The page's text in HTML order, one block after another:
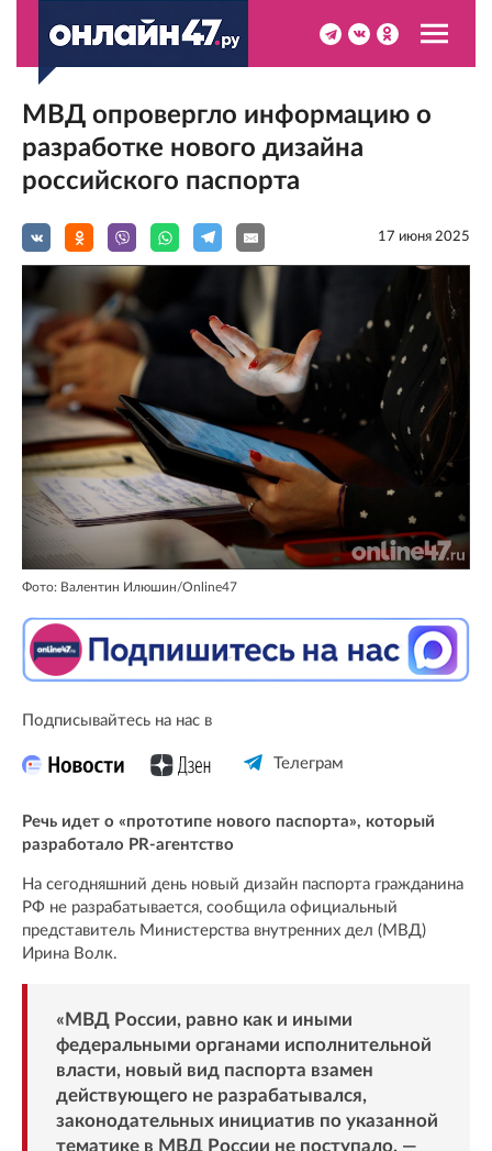
МВД опровергло информацию о
разработке нового дизайна
российского паспорта
17 июня 2025
Фото: Валентин Илюшин/Online47
Подписывайтесь на нас в
Телеграм
Речь идет о «прототипе нового паспорта», который
разработало PR-агентство
На сегодняшний день новый дизайн паспорта гражданина
РФ не разрабатывается, сообщила официальный
представитель Министерства внутренних дел (МВД)
Ирина Волк.
«МВД России, равно как и иными
федеральными органами исполнительной
власти, новый вид паспорта взамен
действующего не разрабатывался,
законодательных инициатив по указанной
тематике в МВД России не поступало, —